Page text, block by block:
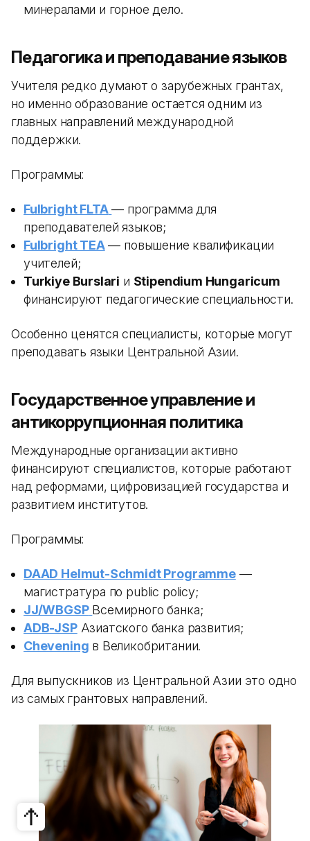
минералами и горное дело.
Педагогика и преподавание языков
Учителя редко думают о зарубежных грантах,
но именно образование остается одним из
главных направлений международной
поддержки.
Программы:
Fulbright FLTA — программа для
преподавателей языков;
Fulbright TEA— повышение квалификации
учителей;
Turkiye Burslari и Stipendium Hungaricum
финансируют педагогические специальности.
Особенно ценятся специалисты, которые могут
преподавать языки Центральной Азии.
Государственное управление и
антикоррупционная политика
Международные организации активно
финансируют специалистов, которые работают
над реформами, цифровизацией государства и
развитием институтов.
Программы:
DAAD Helmut-Schmidt Programme—
магистратура по public policy;
JJ/WBGSP Всемирного банка;
ADB-JSPАзиатского банка развития;
Chevening в Великобритании.
Для выпускников из Центральной Азии это одно
из самых грантовых направлений.